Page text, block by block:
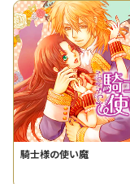
騎士様の使い魔